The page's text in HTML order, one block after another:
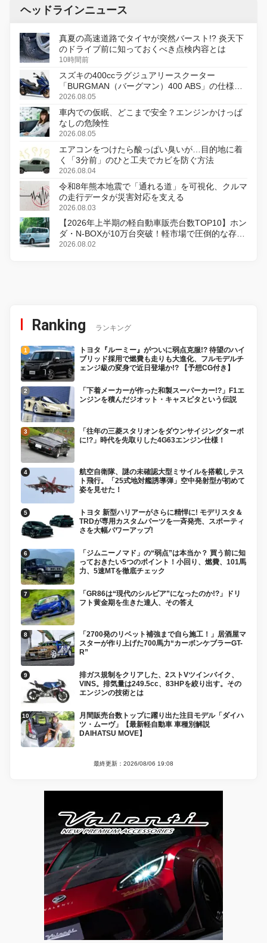
ヘッドラインニュース
真夏の高速道路でタイヤが突然バースト!? 炎天下
のドライブ前に知っておくべき点検内容とは
10時間前
スズキの400ccラグジュアリースクーター
「BURGMAN（バーグマン）400 ABS」の仕様を
変更し、8月18日に発売
2026.08.05
車内での仮眠、どこまで安全？エンジンかけっぱ
なしの危険性
2026.08.05
エアコンをつけたら酸っぱい臭いが…目的地に着
く「3分前」のひと工夫でカビを防ぐ方法
2026.08.04
令和8年熊本地震で「通れる道」を可視化、クルマ
の走行データが災害対応を支える
2026.08.03
【2026年上半期の軽自動車販売台数TOP10】ホン
ダ・N-BOXが10万台突破！軽市場で圧倒的な存在
感
2026.08.02
Ranking ランキング
トヨタ『ルーミー』がついに弱点克服!? 待望のハイ
ブリッド採用で燃費も走りも大進化、フルモデルチ
ェンジ級の変身で近日登場か!? 【予想CG付き】
「下着メーカーが作った和製スーパーカー!?」F1エ
ンジンを積んだジオット・キャスピタという伝説
「往年の三菱スタリオンをダウンサイジングターボ
に!?」時代を先取りした4G63エンジン仕様！
航空自衛隊、謎の未確認大型ミサイルを搭載しテス
ト飛行。「25式地対艦誘導弾」空中発射型が初めて
姿を見せた！
トヨタ 新型ハリアーがさらに精悍に! モデリスタ＆
TRDが専用カスタムパーツを一斉発売、スポーティ
さを大幅パワーアップ!
「ジムニーノマド」の“弱点”は本当か？ 買う前に知
っておきたい5つのポイント！小回り、燃費、101馬
力、5速MTを徹底チェック
「GR86は“現代のシルビア”になったのか!?」ドリ
フト黄金期を生きた達人、その答え
「2700発のリベット補強まで自ら施工！」居酒屋マ
スターが作り上げた700馬力“カーボンケブラーGT-
R”
排ガス規制をクリアした、2ストVツインバイク、
VINS。排気量は249.5cc、83HPを絞り出す。その
エンジンの技術とは
月間販売台数トップに躍り出た注目モデル「ダイハ
ツ・ムーヴ」【最新軽自動車 車種別解説
DAIHATSU MOVE】
最終更新：2026/08/06 19:08